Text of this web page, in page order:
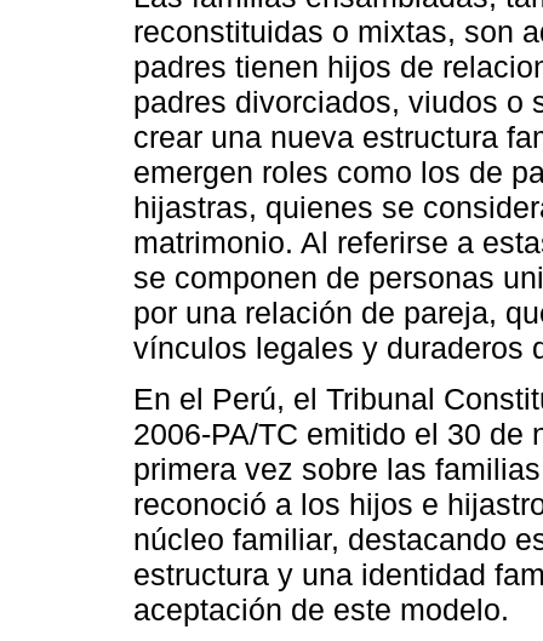
reconstituidas o mixtas, son
padres tienen hijos de
padres divorciados, viudos o
crear una nueva estructura
emergen roles como los de
hijastras, quienes se
matrimonio. Al referirse a
se componen de personas
por una relación de pareja,
vínculos legales y duraderos
En el Perú, el Tribunal
2006-PA/TC emitido el 30 de
primera vez sobre las
reconoció a los hijos e
núcleo familiar, destacando
estructura y una identidad
aceptación de este modelo.